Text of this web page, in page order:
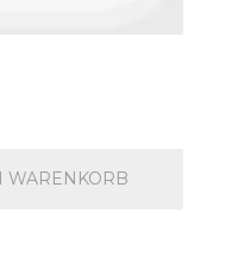
WARENKORB